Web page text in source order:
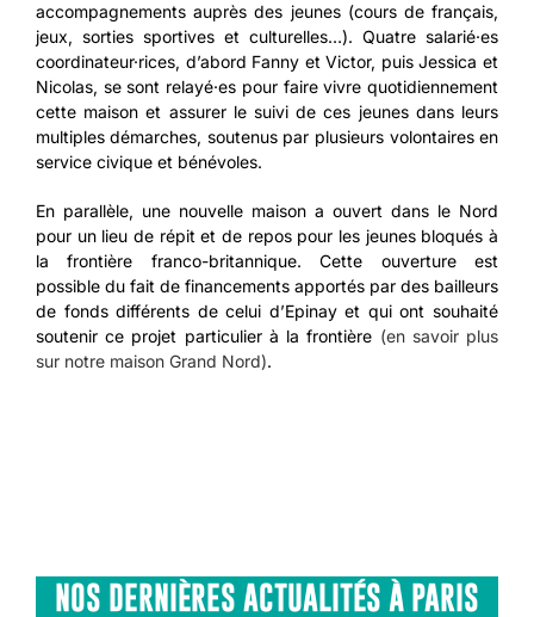
accompagnements auprès des jeunes (cours de français,
jeux, sorties sportives et culturelles…). Quatre salarié·es
coordinateur·rices, d’abord Fanny et Victor, puis Jessica et
Nicolas, se sont relayé·es pour faire vivre quotidiennement
cette maison et assurer le suivi de ces jeunes dans leurs
multiples démarches, soutenus par plusieurs volontaires en
service civique et bénévoles.
En parallèle, une nouvelle maison a ouvert dans le Nord
pour un lieu de répit et de repos pour les jeunes bloqués à
la frontière franco-britannique. Cette ouverture est
possible du fait de financements apportés par des bailleurs
de fonds différents de celui d’Epinay et qui ont souhaité
soutenir ce projet particulier à la frontière (en savoir plus
sur notre maison Grand Nord).
NOS DERNIÈRES ACTUALITÉS À PARIS